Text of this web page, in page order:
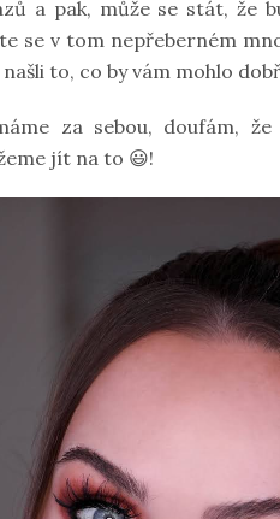
a pak, může se stát, že
se v tom nepřeberném
to, co by vám mohlo
za sebou, doufám,
jít na to 😃!